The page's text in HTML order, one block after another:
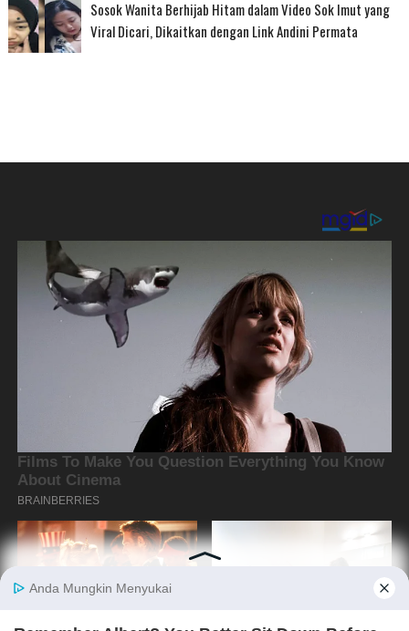
Sosok Wanita Berhijab Hitam dalam Video Sok Imut yang
Viral Dicari, Dikaitkan dengan Link Andini Permata